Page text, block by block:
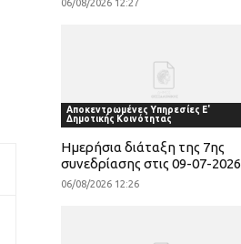
06/08/2026 12:27
Αποκεντρωμένες Υπηρεσίες Ε'
Δημοτικής Κοινότητας
Ημερήσια διάταξη της 7ης
συνεδρίασης στις 09-07-2026
06/08/2026 12:26